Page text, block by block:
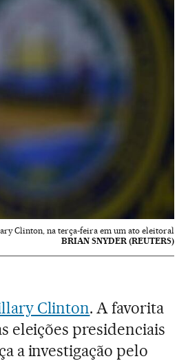
Clinton, na terça-feira em um ato eleitoral
BRIAN SNYDER (REUTERS)
Clinton. A favorita
eleições presidenciais
a investigação pelo